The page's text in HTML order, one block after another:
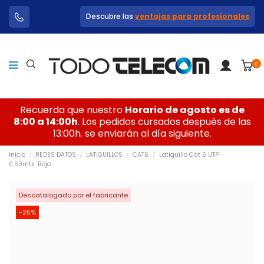
Descubre las ventajas para profesionales
0
Recuerda que nuestro Horario de agosto es de
8:00 a 14:00h. Los pedidos cursados después de las
13:00h. se enviarán al día siguiente.
Inicio REDES DATOS LATIGUILLOS CAT6
Latiguillo Cat 6 UTP
0,50mts. Rojo
Descatalogado por el fabricante
-25%